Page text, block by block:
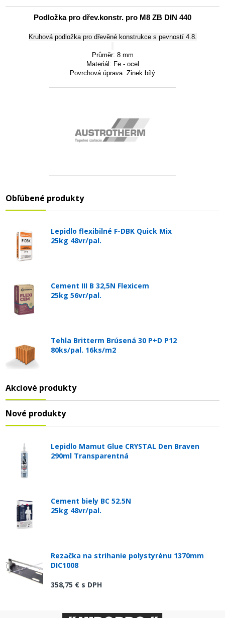
Podložka pro dřev.konstr. pro M8 ZB DIN 440
Kruhová podložka pro dřevěné konstrukce s pevností 4.8.
Průměr: 8 mm
Materiál: Fe - ocel
Povrchová úprava: Zinek bílý
Obľúbené produkty
Lepidlo flexibilné F-DBK Quick Mix
25kg 48vr/pal.
Cement III B 32,5N Flexicem
25kg 56vr/pal.
Tehla Britterm Brúsená 30 P+D P12
80ks/pal. 16ks/m2
Akciové produkty
Nové produkty
Lepidlo Mamut Glue CRYSTAL Den Braven
290ml Transparentná
Cement biely BC 52.5N
25kg 48vr/pal.
Rezačka na strihanie polystyrénu 1370mm
DIC1008
358,75 € s DPH